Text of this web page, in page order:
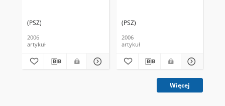
(PSZ)
2006
artykuł
(PSZ)
2006
artykuł
Więcej